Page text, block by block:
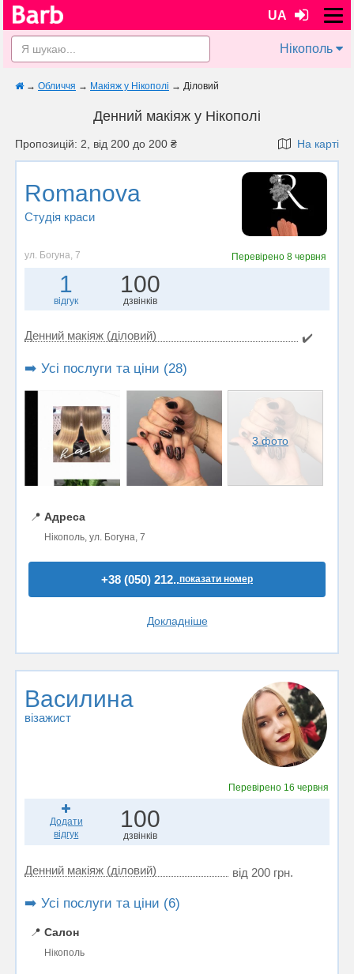
UA
Нікополь
→ Обличчя → Макіяж у Нікополі → Діловий
Денний макіяж у Нікополі
Пропозицій: 2, від 200 до 200 ₴ На карті
Romanova
Студія краси
ул. Богуна, 7 Перевірено 8 червня
1
відгук
100
дзвінків
Денний макіяж (діловий) ✔️
➡️ Усі послуги та ціни (28)
3 фото
📍 Адреса
Нікополь, ул. Богуна, 7
+38 (050) 212..показати номер
Докладніше
Василина
візажист
Перевірено 16 червня
Додати
відгук
100
дзвінків
Денний макіяж (діловий) від 200 грн.
➡️ Усі послуги та ціни (6)
📍 Салон
Нікополь